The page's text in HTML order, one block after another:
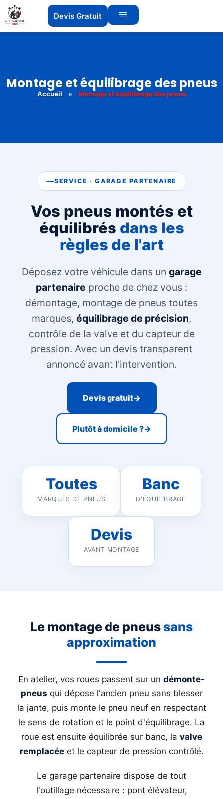
Devis Gratuit
Montage et équilibrage des pneus
Accueil » Montage et équilibrage des pneus
SERVICE · GARAGE PARTENAIRE
Vos pneus montés et
équilibrés dans les
règles de l'art
Déposez votre véhicule dans un garage
partenaire proche de chez vous :
démontage, montage de pneus toutes
marques, équilibrage de précision,
contrôle de la valve et du capteur de
pression. Avec un devis transparent
annoncé avant l'intervention.
Devis gratuit
Plutôt à domicile ?
Toutes
MARQUES DE PNEUS
Banc
D'ÉQUILIBRAGE
Devis
AVANT MONTAGE
Le montage de pneus sans
approximation
En atelier, vos roues passent sur un démonte-
pneus qui dépose l'ancien pneu sans blesser
la jante, puis monte le pneu neuf en respectant
le sens de rotation et le point d'équilibrage. La
roue est ensuite équilibrée sur banc, la valve
remplacéeet le capteur de pression contrôlé.
Le garage partenaire dispose de tout
l'outillage nécessaire : pont élévateur,